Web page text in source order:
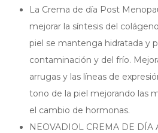
La Crema de día Post
mejorar la síntesis del
piel se mantenga hidratada y
contaminación y del frío.
arrugas y las líneas de
tono de la piel mejorando las
el cambio de hormonas.
NEOVADIOL CREMA DE DÍA